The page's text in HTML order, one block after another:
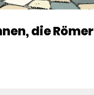
die Römer